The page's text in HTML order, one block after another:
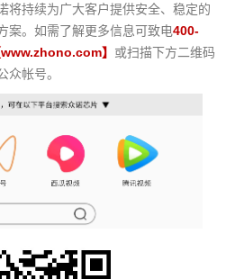
将持续为广大客户提供安全、稳定的
案。如需了解更多信息可致电400-
】 或扫描下方二维码
众帐号。